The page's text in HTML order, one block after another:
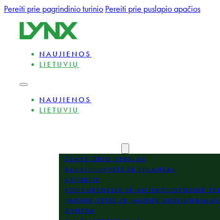
Pereiti prie pagrindinio turinio Pereiti prie puslapio apačios
NAUJIENOS
LIETUVIŲ
NAUJIENOS
LIETUVIŲ
ŽEMĖS ŪKIO VERSLAS
BANKININKYSTĖ IR FINANSAI
ATITIKTIS
KONKURENCIJA IR ANTIMONOPOLINĖ
ĮMONIŲ TEISĖ IR ĮMONIŲ
GYNYBA